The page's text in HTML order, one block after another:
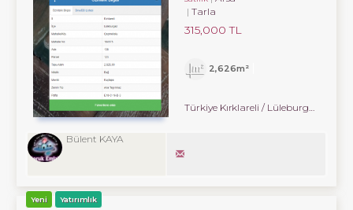
Tarla
315,000 TL
2,626m²
Bülent KAYA
Yeni Yatırımlık